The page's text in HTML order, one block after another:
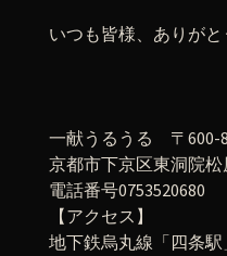
いつも皆様、ありがと
一献うるうる 〒600-
京都市下京区東洞院
電話番号0753520680
【アクセス】
地下鉄烏丸線「四条